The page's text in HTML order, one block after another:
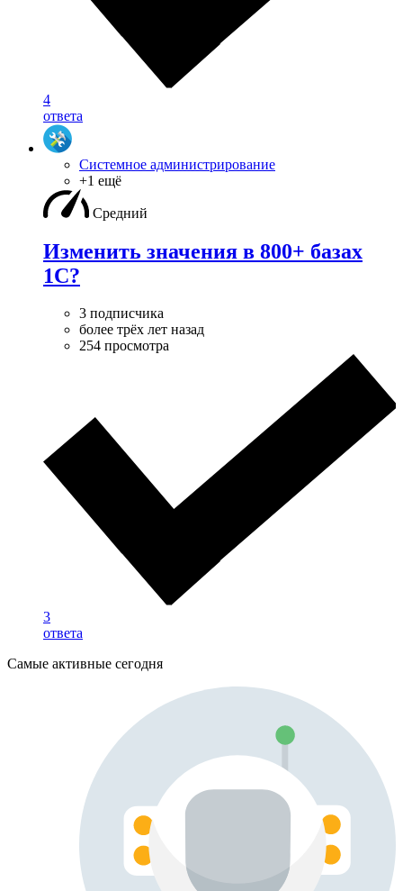
4
ответа
Системное администрирование
+1 ещё
Средний
Изменить значения в 800+ базах
1С?
3 подписчика
более трёх лет назад
254 просмотра
3
ответа
Самые активные сегодня